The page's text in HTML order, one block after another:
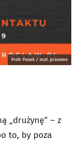
Piotr Pasek / mat. prasowe
„drużynę” – z
to, by poza